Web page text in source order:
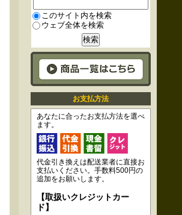
このサイト内を検索
ウェブ全体を検索
お支払方法
あなたに合ったお支払方法を選べ
ます。
代金引き換えは配送業者に直接お
支払いください。手数料500円の
追加をお願いします。
【取扱いクレジットカー
ド】